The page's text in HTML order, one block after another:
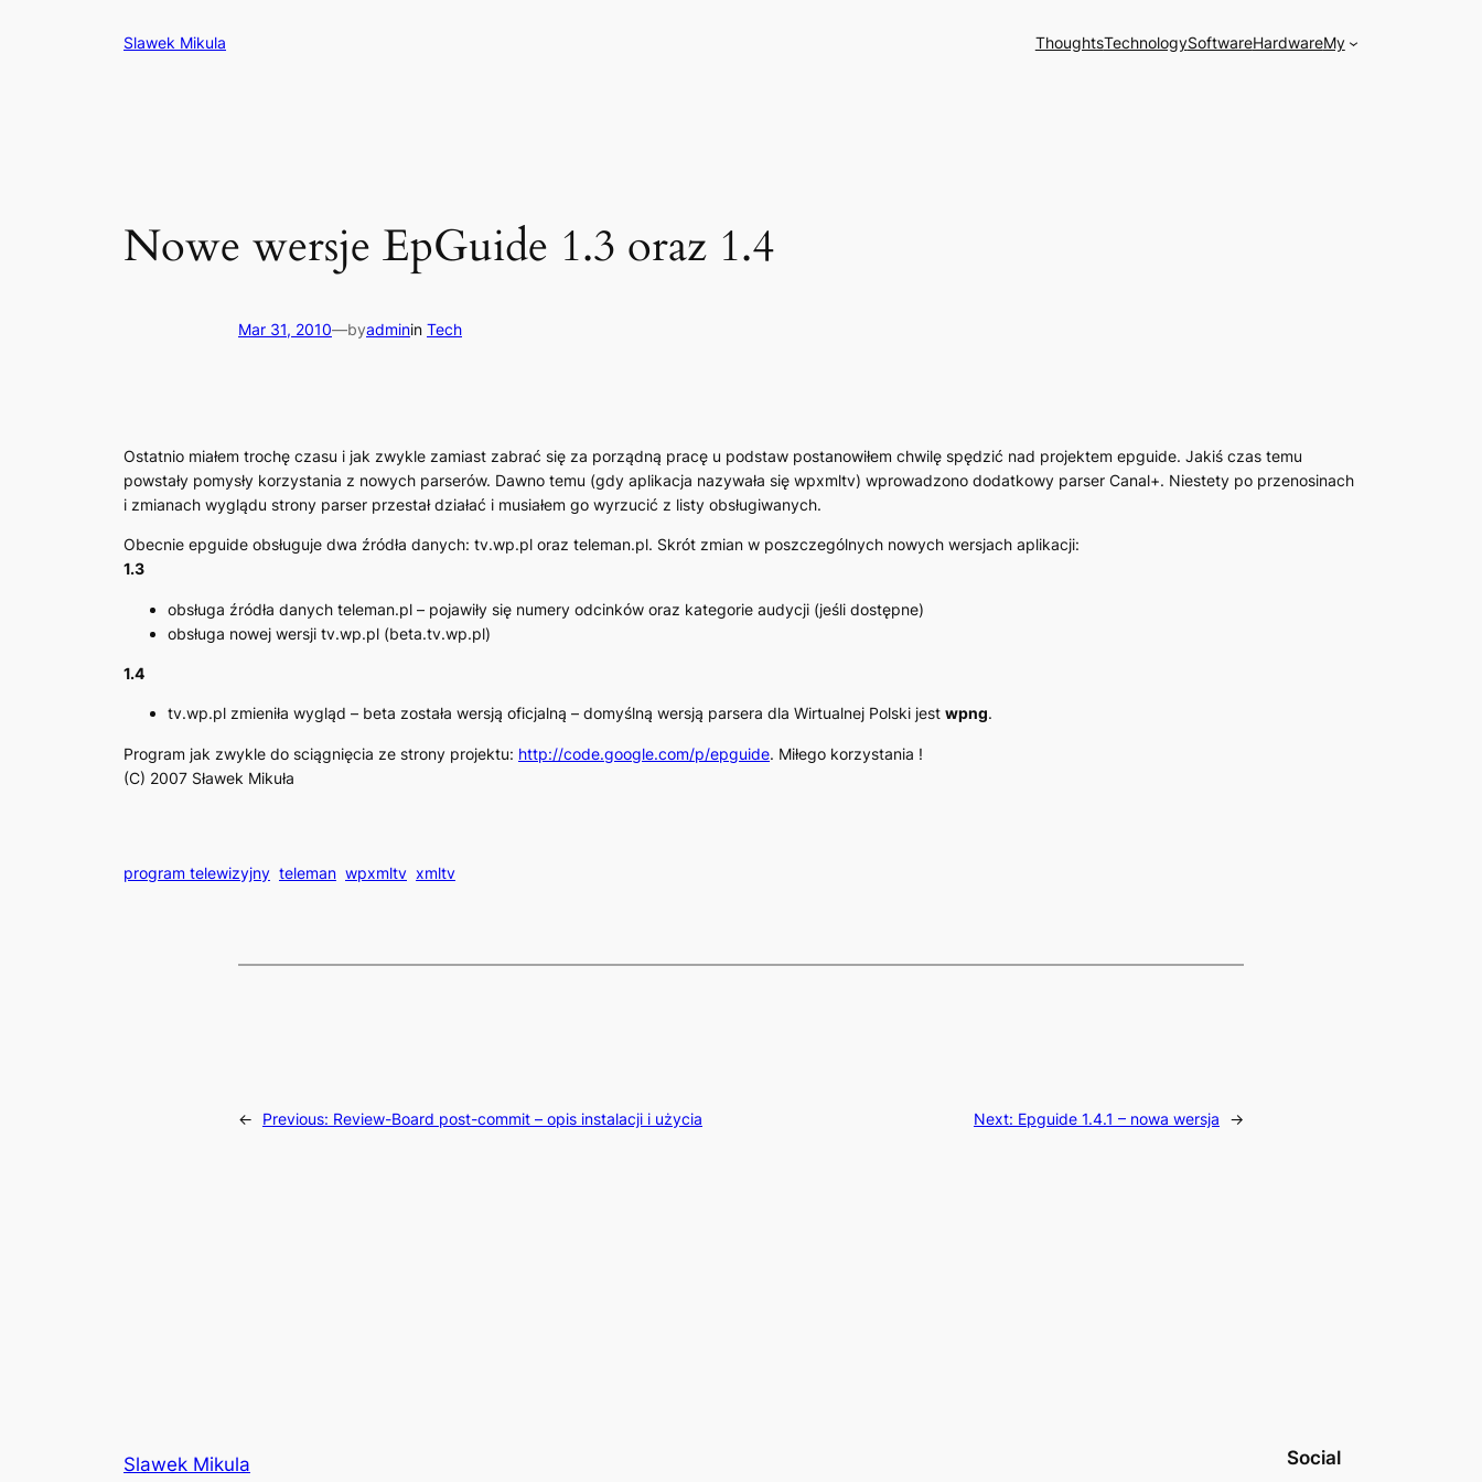
Slawek Mikula ThoughtsTechnologySoftwareHardwareMy
Nowe wersje EpGuide 1.3 oraz 1.4
Mar 31, 2010—byadminin Tech
Ostatnio miałem trochę czasu i jak zwykle zamiast zabrać się za porządną pracę u podstaw postanowiłem chwilę spędzić nad projektem epguide. Jakiś czas temu
powstały pomysły korzystania z nowych parserów. Dawno temu (gdy aplikacja nazywała się wpxmltv) wprowadzono dodatkowy parser Canal+. Niestety po przenosinach
i zmianach wyglądu strony parser przestał działać i musiałem go wyrzucić z listy obsługiwanych.
Obecnie epguide obsługuje dwa źródła danych: tv.wp.pl oraz teleman.pl. Skrót zmian w poszczególnych nowych wersjach aplikacji:
1.3
obsługa źródła danych teleman.pl – pojawiły się numery odcinków oraz kategorie audycji (jeśli dostępne)
obsługa nowej wersji tv.wp.pl (beta.tv.wp.pl)
1.4
tv.wp.pl zmieniła wygląd – beta została wersją oficjalną – domyślną wersją parsera dla Wirtualnej Polski jest wpng.
Program jak zwykle do sciągnięcia ze strony projektu: http://code.google.com/p/epguide. Miłego korzystania !
(C) 2007 Sławek Mikuła
program telewizyjny teleman wpxmltv xmltv
← Previous: Review-Board post-commit – opis instalacji i użycia Next: Epguide 1.4.1 – nowa wersja →
Slawek Mikula Social